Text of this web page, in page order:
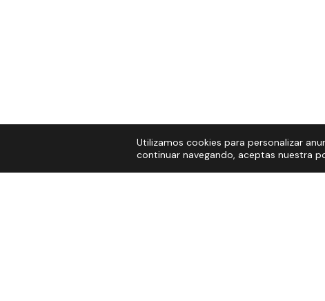
Utilizamos cookies para personalizar
continuar navegando, aceptas nuestra